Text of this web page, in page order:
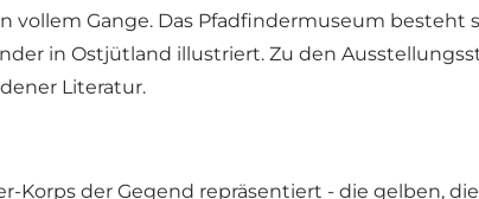
vollem Gange. Das Pfadfindermuseum besteht
in Ostjütland illustriert. Zu den
Literatur.
Korps der Gegend repräsentiert - die gelben,